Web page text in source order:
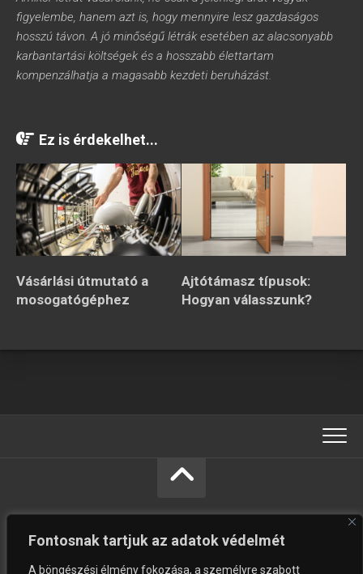
Fontosnak tartjuk az adatok védelmét
A böngészési élmény fokozása, a személyre szabott
figyelembe, hanem azt is, hogy mennyire lesz gazdaságos
hosszú távon. A jó minőségű létrák esetében az alacsonyabb
karbantartási költségek és a hosszabb élettartam
kompenzálhatja a magasabb kezdeti beruházást.
Ez is érdekelhet...
Vásárlási útmutató a
mosogatógéphez
Ajtótámasz típusok:
Hogyan válasszunk?